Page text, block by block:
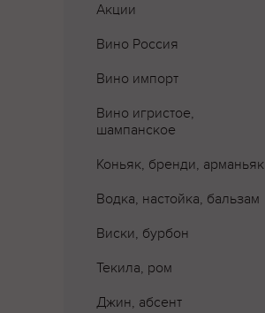
Акции
Вино Россия
Вино импорт
Вино игристое,
шампанское
Коньяк, бренди, арманьяк
Водка, настойка, бальзам
Виски, бурбон
Текила, ром
Джин, абсент